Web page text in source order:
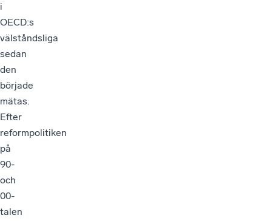
i
OECD:s
välståndsliga
sedan
den
började
mätas.
Efter
reformpolitiken
på
90-
och
00-
talen